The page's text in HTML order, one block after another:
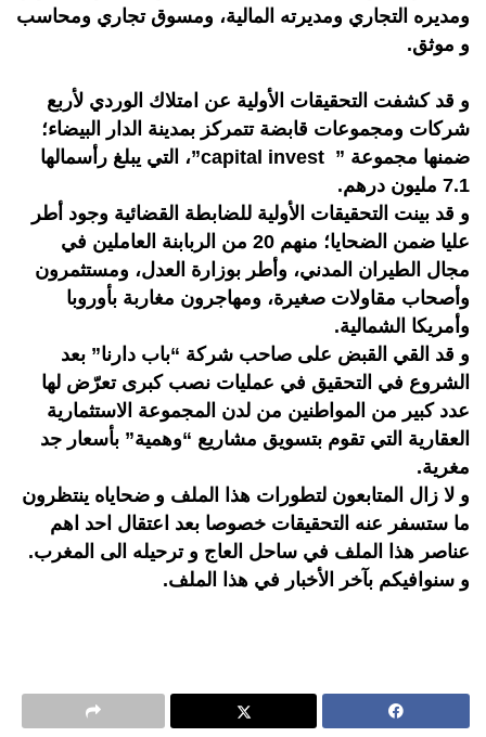
ومديره التجاري ومديرته المالية، ومسوق تجاري ومحاسب
و موثق.
و قد كشفت التحقيقات الأولية عن امتلاك الوردي لأربع
شركات ومجموعات قابضة تتمركز بمدينة الدار البيضاء؛
ضمنها مجموعة ” capital invest”، التي يبلغ رأسمالها
7.1 مليون درهم.
و قد بينت التحقيقات الأولية للضابطة القضائية وجود أطر
عليا ضمن الضحايا؛ منهم 20 من الربابنة العاملين في
مجال الطيران المدني، وأطر بوزارة العدل، ومستثمرون
وأصحاب مقاولات صغيرة، ومهاجرون مغاربة بأوروبا
وأمريكا الشمالية.
و قد القي القبض على صاحب شركة “باب دارنا” بعد
الشروع في التحقيق في عمليات نصب كبرى تعرّض لها
عدد كبير من المواطنين من لدن المجموعة الاستثمارية
العقارية التي تقوم بتسويق مشاريع “وهمية” بأسعار جد
مغرية.
و لا زال المتابعون لتطورات هذا الملف و ضحاياه ينتظرون
ما ستسفر عنه التحقيقات خصوصا بعد اعتقال احد اهم
عناصر هذا الملف في ساحل العاج و ترحيله الى المغرب.
و سنوافيكم بآخر الأخبار في هذا الملف.